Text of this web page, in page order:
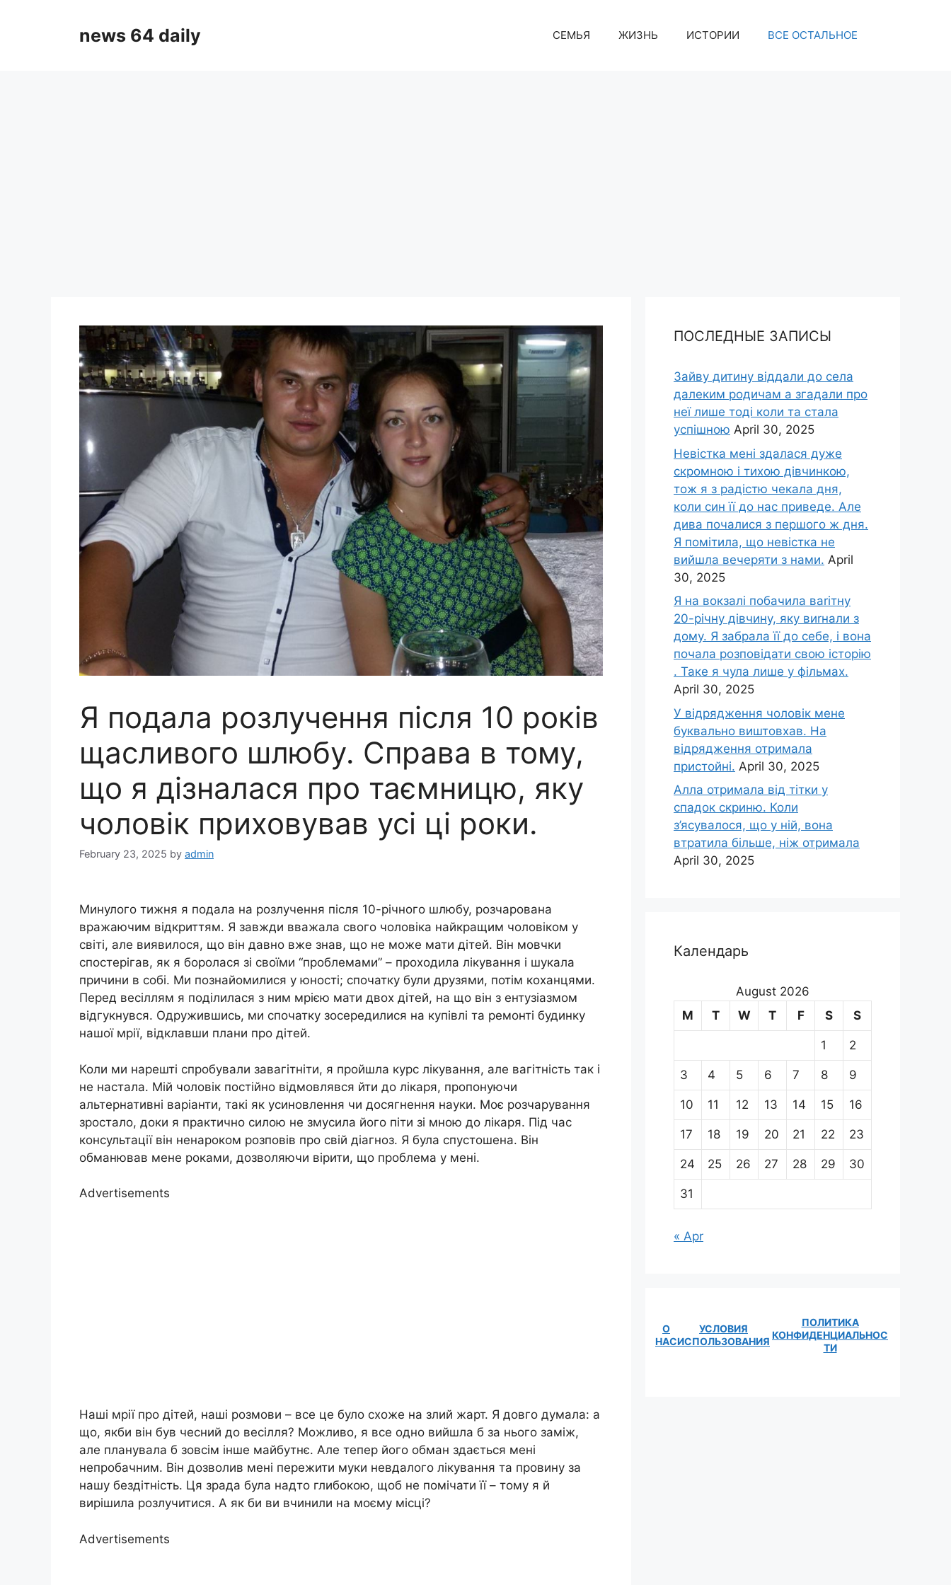
news 64 daily СЕМЬЯ ЖИЗНЬ ИСТОРИИ ВСЕ ОСТАЛЬНОЕ
Я подала розлучення після 10 років
щасливого шлюбу. Справа в тому,
що я дізналася про таємницю, яку
чоловік приховував усі ці роки.
February 23, 2025 by admin
Минулого тижня я подала на розлучення після 10-річного шлюбу, розчарована
вражаючим відкриттям. Я завжди вважала свого чоловіка найкращим чоловіком у
світі, але виявилося, що він давно вже знав, що не може мати дітей. Він мовчки
спостерігав, як я боролася зі своїми “проблемами” – проходила лікування і шукала
причини в собі. Ми познайомилися у юності; спочатку були друзями, потім коханцями.
Перед весіллям я поділилася з ним мрією мати двох дітей, на що він з ентузіазмом
відгукнувся. Одружившись, ми спочатку зосередилися на купівлі та ремонті будинку
нашої мрії, відклавши плани про дітей.
Коли ми нарешті спробували завагітніти, я пройшла курс лікування, але вагітність так і
не настала. Мій чоловік постійно відмовлявся йти до лікаря, пропонуючи
альтернативні варіанти, такі як усиновлення чи досягнення науки. Моє розчарування
зростало, доки я практично силою не змусила його піти зі мною до лікаря. Під час
консультації він ненароком розповів про свій діагноз. Я була спустошена. Він
обманював мене роками, дозволяючи вірити, що проблема у мені.
Advertisements
Наші мрії про дітей, наші розмови – все це було схоже на злий жарт. Я довго думала: а
що, якби він був чесний до весілля? Можливо, я все одно вийшла б за нього заміж,
але планувала б зовсім інше майбутнє. Але тепер його обман здається мені
непробачним. Він дозволив мені пережити муки невдалого лікування та провину за
нашу бездітність. Ця зрада була надто глибокою, щоб не помічати її – тому я й
вирішила розлучитися. А як би ви вчинили на моєму місці?
Advertisements
ПОСЛЕДНЫЕ ЗАПИСЫ
Зайву дитину віддали до села
далеким родичам а згадали про
неї лише тоді коли та стала
успішною April 30, 2025
Невістка мені здалася дуже
скромною і тихою дівчинкою,
тож я з радістю чекала дня,
коли син її до нас приведе. Але
дива почалися з першого ж дня.
Я помітила, що невістка не
вийшла вечеряти з нами. April
30, 2025
Я на вокзалі побачила ваrітну
20-річну дівчину, яку виrнали з
дому. Я забрала її до себе, і вона
почала розповідати свою історію
. Таке я чула лише у фільмах.
April 30, 2025
У відрядження чоловік мене
буквально виштовхав. На
відрядження отримала
пристойні. April 30, 2025
Алла отримала від тітки у
спадок скриню. Коли
з’ясувалося, що у ній, вона
втратила більше, ніж отримала
April 30, 2025
Календарь
August 2026
M
T W T F S S
1 2
3 4 5 6 7 8 9
10 11 12 13 14 15 16
17 18 19 20 21 22 23
24 25 26 27 28 29 30
31
« Apr
О
НАС
УСЛОВИЯ
ИСПОЛЬЗОВАНИЯ
ПОЛИТИКА
КОНФИДЕНЦИАЛЬНОС
ТИ